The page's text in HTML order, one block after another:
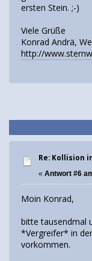
ersten Stein. ;-)
Viele Grüße
Konrad Andrä,
http://
Re: Kollision
« Antwort #6
Moin Konrad,
bitte tausendmal
*Vergreifer* in
vorkommen.